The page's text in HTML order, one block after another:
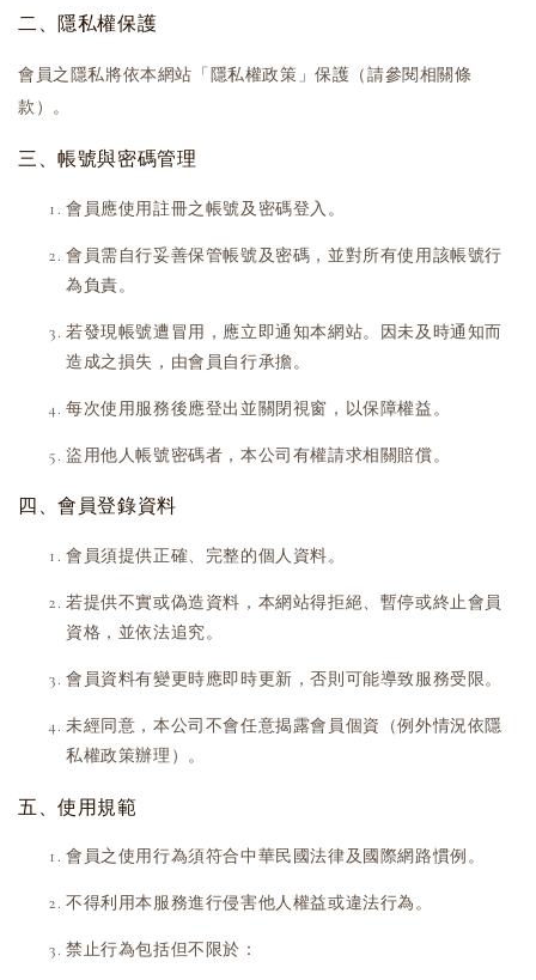
二、隱私權保護
會員之隱私將依本網站「隱私權政策」保護（請參閱相關條
款）。
三、帳號與密碼管理
會員應使用註冊之帳號及密碼登入。
會員需自行妥善保管帳號及密碼，並對所有使用該帳號行
為負責。
若發現帳號遭冒用，應立即通知本網站。因未及時通知而
造成之損失，由會員自行承擔。
每次使用服務後應登出並關閉視窗，以保障權益。
盜用他人帳號密碼者，本公司有權請求相關賠償。
四、會員登錄資料
會員須提供正確、完整的個人資料。
若提供不實或偽造資料，本網站得拒絕、暫停或終止會員
資格，並依法追究。
會員資料有變更時應即時更新，否則可能導致服務受限。
未經同意，本公司不會任意揭露會員個資（例外情況依隱
私權政策辦理）。
五、使用規範
會員之使用行為須符合中華民國法律及國際網路慣例。
不得利用本服務進行侵害他人權益或違法行為。
禁止行為包括但不限於：